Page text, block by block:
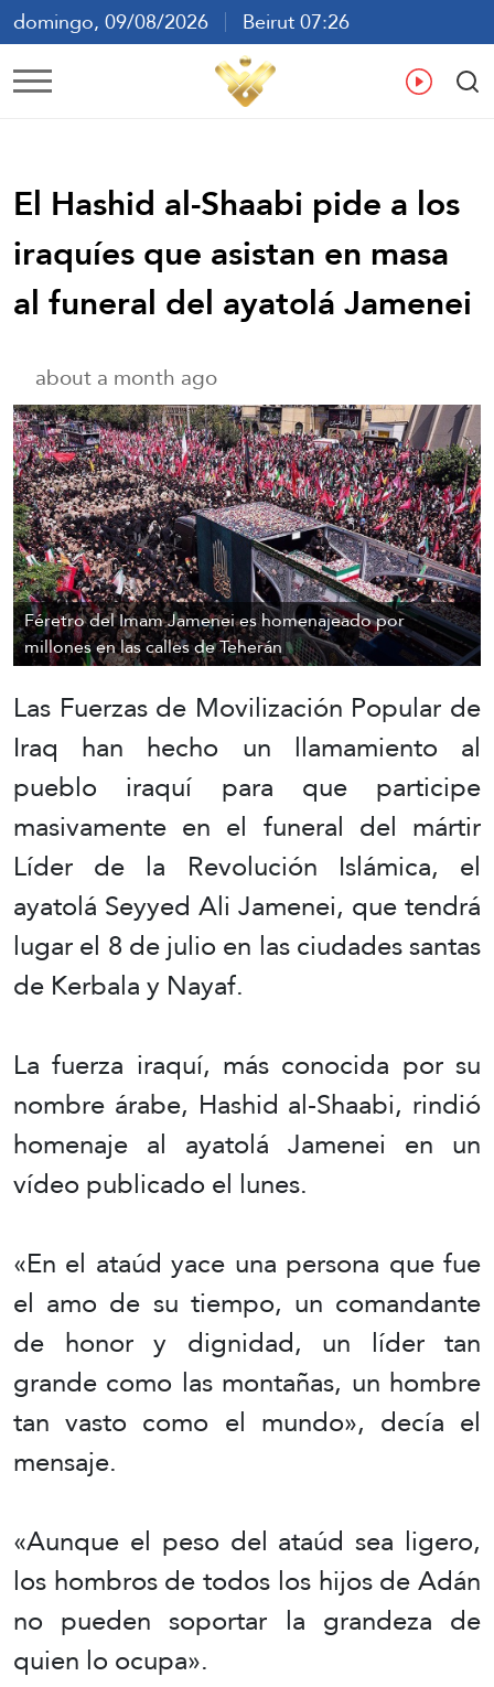
domingo, 09/08/2026
Beirut 07:26
ع En
El Hashid al-Shaabi pide a los
iraquíes que asistan en masa
al funeral del ayatolá Jamenei
about a month ago
Féretro del Imam Jamenei es homenajeado por
millones en las calles de Teherán
Las Fuerzas de Movilización Popular de
Iraq han hecho un llamamiento al
pueblo iraquí para que participe
masivamente en el funeral del mártir
Líder de la Revolución Islámica, el
ayatolá Seyyed Ali Jamenei, que tendrá
lugar el 8 de julio en las ciudades santas
de Kerbala y Nayaf.
La fuerza iraquí, más conocida por su
nombre árabe, Hashid al-Shaabi, rindió
homenaje al ayatolá Jamenei en un
vídeo publicado el lunes.
«En el ataúd yace una persona que fue
el amo de su tiempo, un comandante
de honor y dignidad, un líder tan
grande como las montañas, un hombre
tan vasto como el mundo», decía el
mensaje.
«Aunque el peso del ataúd sea ligero,
los hombros de todos los hijos de Adán
no pueden soportar la grandeza de
quien lo ocupa».